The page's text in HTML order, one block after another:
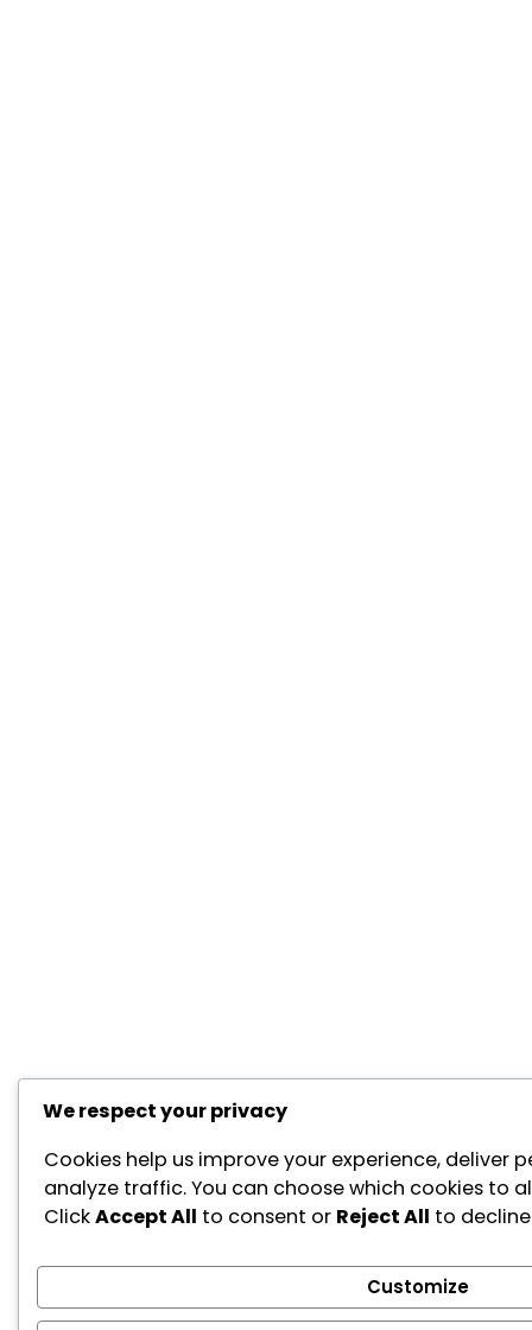
We respect your privacy
Cookies help us improve your experience, deliver
analyze traffic. You can choose which cookies to
ClickAccept All to consent or Reject All to
Customize